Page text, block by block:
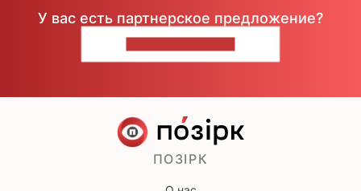
У вас есть партнерское предложение?
ПОЗІРК